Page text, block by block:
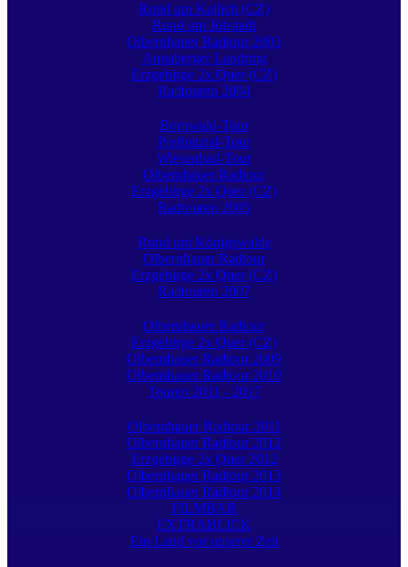
Rund um Kallich (CZ)
Rund um Jöhstadt
Olbernhauer Radtour 2003
Annaberger Landring
Erzgebirge 2x Quer (CZ)
Radtouren 2004
Bornwald-Tour
Preßnitztal-Tour
Wiesenbad-Tour
Olbernhauer Radtour
Erzgebirge 2x Quer (CZ)
Radtouren 2005
Rund um Königswalde
Olbernhauer Radtour
Erzgebirge 2x Quer (CZ)
Radtouren 2007
Olbernhauer Radtour
Erzgebirge 2x Quer (CZ)
Olbernhauer Radtour 2009
Olbernhauer Radtour 2010
Touren 2011 - 2017
Olbernhauer Radtour 2011
Olbernhauer Radtour 2012
Erzgebirge 2x Quer 2012
Olbernhauer Radtour 2013
Olbernhauer Radtour 2014
FILMBAR
EXTRABLICK
Ein Land vor unserer Zeit